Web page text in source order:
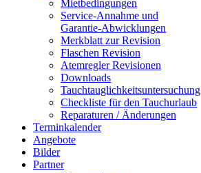
Mietbedingungen
Service-Annahme und
Garantie-Abwicklungen
Merkblatt zur Revision
Flaschen Revision
Atemregler Revisionen
Downloads
Tauchtauglichkeitsuntersuchung
Checkliste für den Tauchurlaub
Reparaturen / Änderungen
Terminkalender
Angebote
Bilder
Partner